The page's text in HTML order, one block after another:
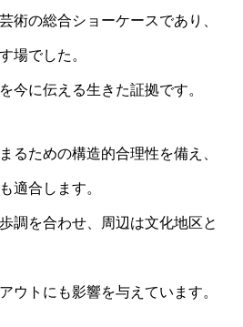
術の総合ショーケースであり、
場でした。
今に伝える生きた証拠です。
るための構造的合理性を備え、
適合します。
調を合わせ、周辺は文化地区と
ウトにも影響を与えています。